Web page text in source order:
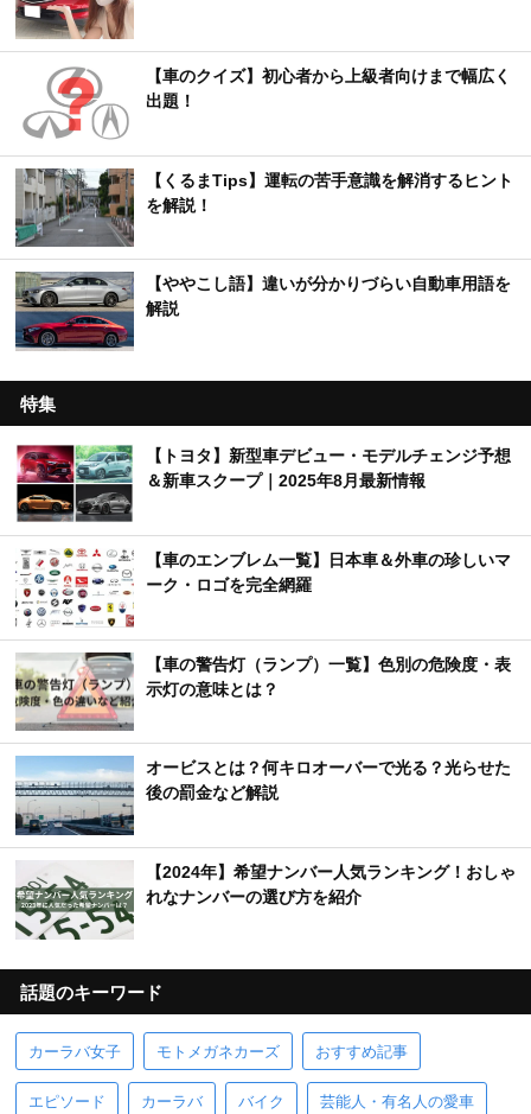
【車のクイズ】初心者から上級者向けまで幅広く
出題！
【くるまTips】運転の苦手意識を解消するヒント
を解説！
【ややこし語】違いが分かりづらい自動車用語を
解説
特集
【トヨタ】新型車デビュー・モデルチェンジ予想
＆新車スクープ｜2025年8月最新情報
【車のエンブレム一覧】日本車＆外車の珍しいマ
ーク・ロゴを完全網羅
【車の警告灯（ランプ）一覧】色別の危険度・表
示灯の意味とは？
オービスとは？何キロオーバーで光る？光らせた
後の罰金など解説
【2024年】希望ナンバー人気ランキング！おしゃ
れなナンバーの選び方を紹介
話題のキーワード
カーラバ女子 モトメガネカーズ おすすめ記事
エピソード カーラバ バイク 芸能人・有名人の愛車